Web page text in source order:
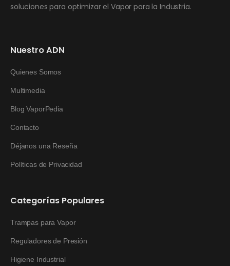
soluciones para optimizar el Vapor para la Industria.
Nuestro ADN
Quienes Somos
Multimedia
Blog VaporPedia
Contacto
Déjanos una Reseña
Políticas de Privacidad
Categorías Populares
Trampas para Vapor
Reguladores de Presión
Higiene Industrial